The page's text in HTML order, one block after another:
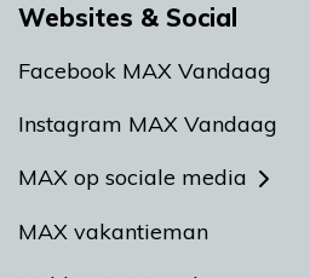
Websites & Social
Facebook MAX Vandaag
Instagram MAX Vandaag
MAX op sociale media
MAX vakantieman